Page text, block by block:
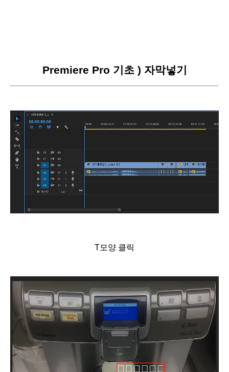
Premiere Pro 기초 ) 자막넣기
T모양 클릭